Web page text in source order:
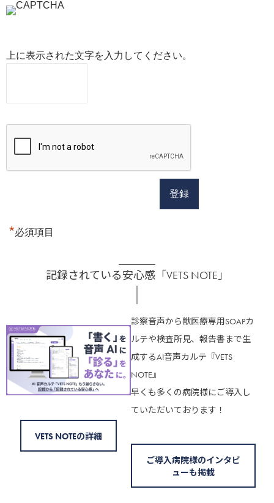
上に表示された文字を入力してください。
*必須項目
記録されている安心感「VETS NOTE」
VETS NOTEの詳細
診察音声から獣医療専用SOAPカ
ルテや検査所見、報告書まで生
成するAI音声カルテ『VETS
NOTE』
早くも多くの病院様にご導入し
ていただいております！
ご導入病院様のインタビ
ューも掲載